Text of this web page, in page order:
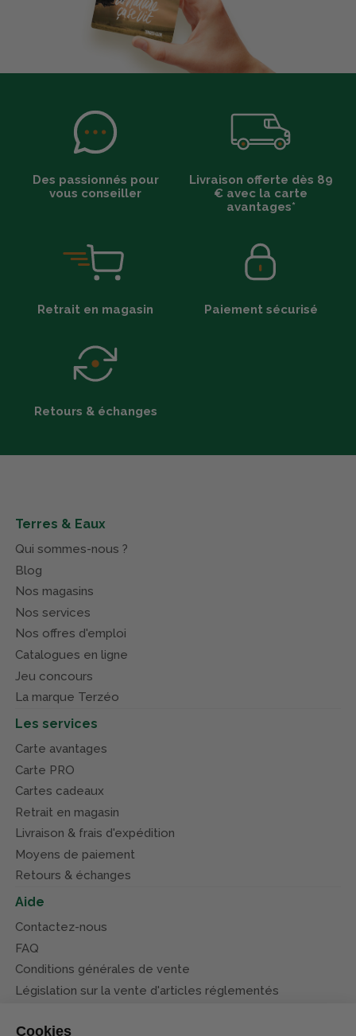
Cookies
Des passionnés pour
vous conseiller
Livraison offerte dès 89
€ avec la carte
avantages*
Retrait en magasin Paiement sécurisé
Retours & échanges
Terres & Eaux
Qui sommes-nous ?
Blog
Nos magasins
Nos services
Nos offres d'emploi
Catalogues en ligne
Jeu concours
La marque Terzéo
Les services
Carte avantages
Carte PRO
Cartes cadeaux
Retrait en magasin
Livraison & frais d'expédition
Moyens de paiement
Retours & échanges
Aide
Contactez-nous
FAQ
Conditions générales de vente
Législation sur la vente d'articles réglementés
Conditions de nos offres